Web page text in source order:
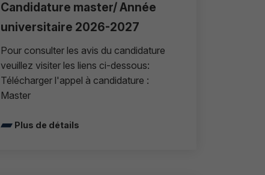
Candidature master/ Année
universitaire 2026-2027
Pour consulter les avis du candidature
veuillez visiter les liens ci-dessous:
Télécharger l'appel à candidature :
Master
Plus de détails